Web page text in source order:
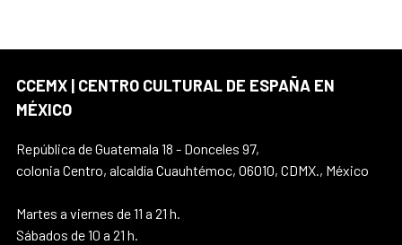
CCEMX | CENTRO CULTURAL DE ESPAÑA EN
MÉXICO
República de Guatemala 18 - Donceles 97,
colonia Centro, alcaldía Cuauhtémoc, 06010, CDMX., México
Martes a viernes de 11 a 21 h.
Sábados de 10 a 21 h.